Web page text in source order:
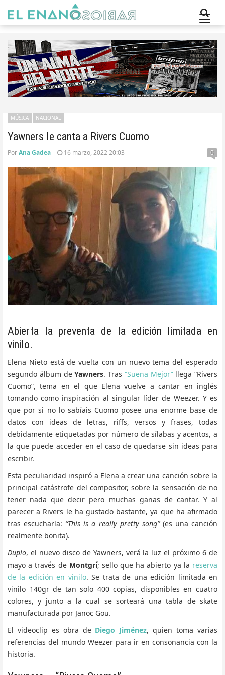
Yawners le canta a Rivers Cuomo
MÚSICA NACIONAL
PorAna Gadea 16 marzo, 2022 20:03 0
Abierta la preventa de la edición limitada en
vinilo.
Elena Nieto está de vuelta con un nuevo tema del esperado
segundo álbum deYawners. Tras “Suena Mejor”llega “Rivers
Cuomo”, tema en el que Elena vuelve a cantar en inglés
tomando como inspiración al singular líder de Weezer. Y es
que por si no lo sabíais Cuomo posee una enorme base de
datos con ideas de letras, riffs, versos y frases, todas
debidamente etiquetadas por número de sílabas y acentos, a
la que puede acceder en el caso de quedarse sin ideas para
escribir.
Esta peculiaridad inspiró a Elena a crear una canción sobre la
principal catástrofe del compositor, sobre la sensación de no
tener nada que decir pero muchas ganas de cantar. Y al
parecer a Rivers le ha gustado bastante, ya que ha afirmado
tras escucharla: “This is a really pretty song”(es una canción
realmente bonita).
Duplo, el nuevo disco de Yawners, verá la luz el próximo 6 de
mayo a través de Montgrí; sello que ha abierto ya la reserva
de la edición en vinilo. Se trata de una edición limitada en
vinilo 140gr de tan solo 400 copias, disponibles en cuatro
colores, y junto a la cual se sorteará una tabla de skate
manufacturada por Janoc Gou.
El videoclip es obra de Diego Jiménez, quien toma varias
referencias del mundo Weezer para ir en consonancia con la
historia.